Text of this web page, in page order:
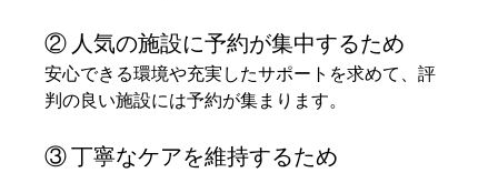
② 人気の施設に予約が集中するため
安心できる環境や充実したサポートを求めて、評
判の良い施設には予約が集まります。
③ 丁寧なケアを維持するため